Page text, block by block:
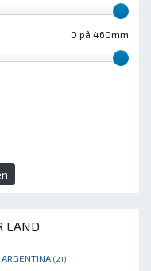
0 på 460mm
LAND
ARGENTINA (21)